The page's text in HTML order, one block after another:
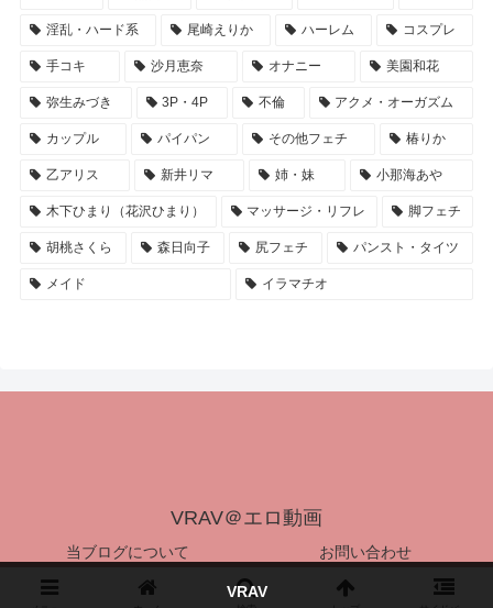
淫乱・ハード系 尾崎えりか ハーレム コスプレ
手コキ 沙月恵奈 オナニー 美園和花
弥生みづき 3P・4P 不倫 アクメ・オーガズム
カップル パイパン その他フェチ 椿りか
乙アリス 新井リマ 姉・妹 小那海あや
木下ひまり（花沢ひまり） マッサージ・リフレ 脚フェチ
胡桃さくら 森日向子 尻フェチ パンスト・タイツ
メイド イラマチオ
VRAV
VRAV＠エロ動画
当ブログについて お問い合わせ
© 2024-2026 VRAV＠エロ動画.